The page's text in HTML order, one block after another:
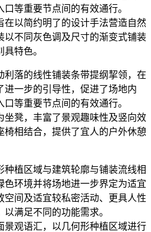
等重要节点间的有效通行。
在以简约明了的设计手法营造自然
以不同灰色调及尺寸的渐变式铺装
特色。
利落的线性铺装条带提纲挈领，在
进一步的引导性，促进了场地内
等重要节点间的有效通行。
坐凳，丰富了景观趣味性及竖向效
椅相结合，提供了宜人的户外休憩
植区域与建筑轮廓与铺装流线相
色环境并将场地进一步界定为适宜
空间及适宜较私密活动、更具人性
满足不同的功能需求。
景观语汇，以几何形种植区域进行